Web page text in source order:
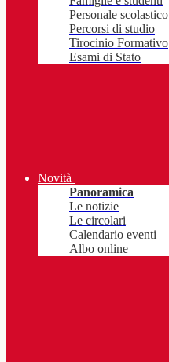
Personale scolastico
Percorsi di studio
Tirocinio Formativo
Esami di Stato
Novità
Panoramica
Le notizie
Le circolari
Calendario eventi
Albo online